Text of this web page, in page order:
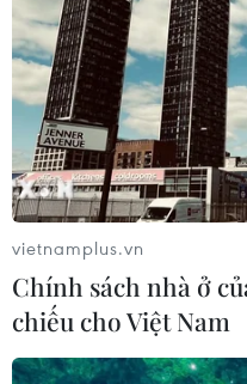
vietnamplus.vn
Chính sách nhà ở
chiếu cho Việt Nam